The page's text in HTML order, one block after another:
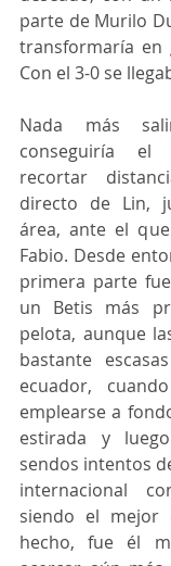
parte de Murilo
transformaría en
Con el 3-0 se
Nada más
conseguiría el
recortar
directo de Lin,
área, ante el
Fabio. Desde
primera parte
un Betis más
pelota, aunque
bastante
ecuador,
emplearse a
estirada y
sendos intentos
internacional
siendo el mejor
hecho, fue él